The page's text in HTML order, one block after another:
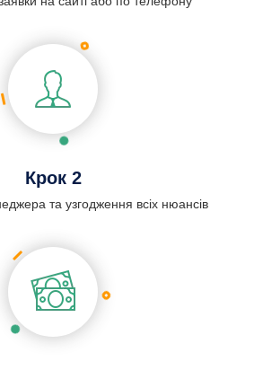
Крок 2
та узгодження всіх нюансів